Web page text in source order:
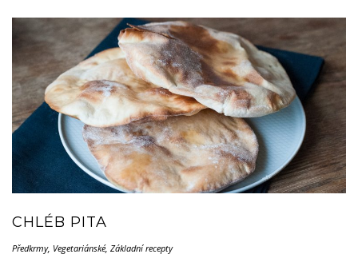
CHLÉB PITA
Předkrmy, Vegetariánské, Základní recepty